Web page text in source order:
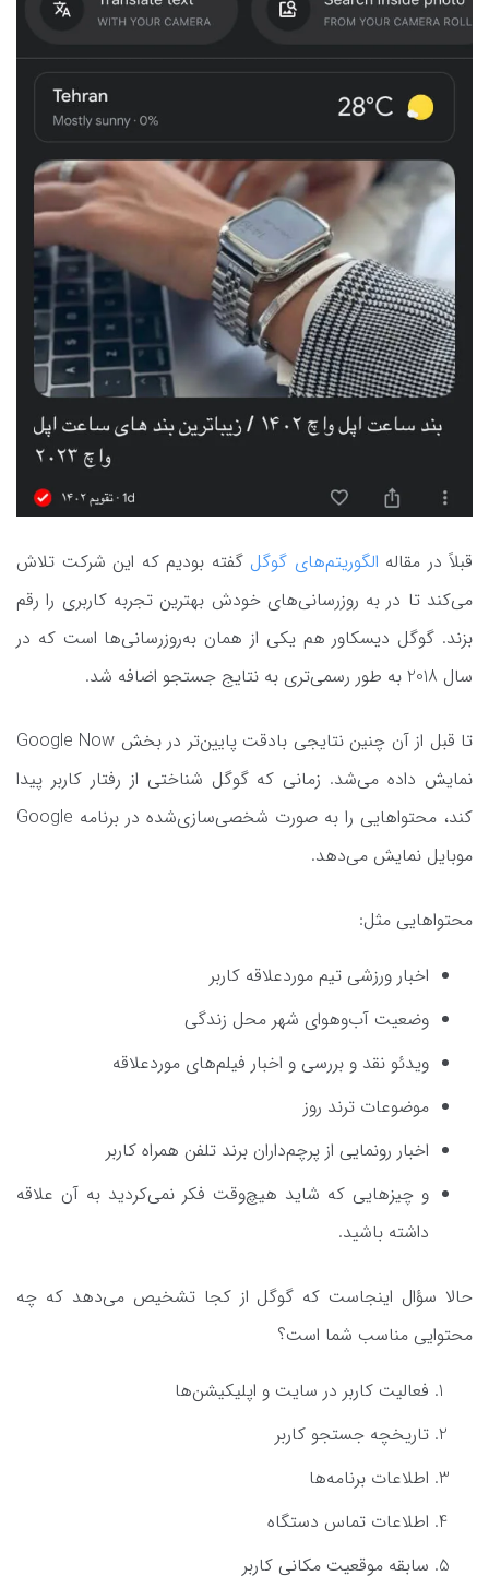
قبلاً در مقاله الگوریتم‌های گوگل گفته بودیم که این شرکت تلاش
می‌کند تا در به روزرسانی‌های خودش بهترین تجربه کاربری را رقم
بزند. گوگل دیسکاور هم یکی از همان به‌روزرسانی‌ها است که در
سال 2018 به طور رسمی‌تری به نتایج جستجو اضافه شد.
تا قبل از آن چنین نتایجی بادقت پایین‌تر در بخش Google Now
نمایش داده می‌شد. زمانی که گوگل شناختی از رفتار کاربر پیدا
کند، محتواهایی را به صورت شخصی‌سازی‌شده در برنامه Google
موبایل نمایش می‌دهد.
محتواهایی مثل:
اخبار ورزشی تیم موردعلاقه کاربر
وضعیت آب‌وهوای شهر محل زندگی‌
ویدئو نقد و بررسی و اخبار فیلم‌های موردعلاقه
موضوعات ترند روز
اخبار رونمایی از پرچم‌داران برند تلفن همراه کاربر
و چیزهایی که شاید هیچ‌وقت فکر نمی‌کردید به آن علاقه
داشته باشید.
حالا سؤال اینجاست که گوگل از کجا تشخیص می‌دهد که چه
محتوایی مناسب شما است؟
فعالیت کاربر در سایت و اپلیکیشن‌ها
تاریخچه جستجو کاربر
اطلاعات برنامه‌ها
اطلاعات تماس دستگاه‌
سابقه موقعیت مکانی کاربر